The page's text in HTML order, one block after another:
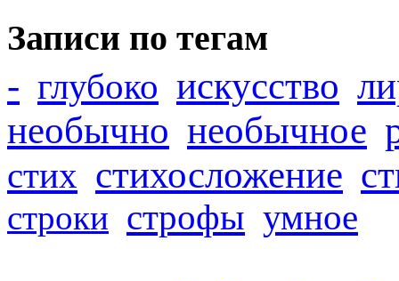
Записи по тегам
- глубоко искусство
необычно необычное
стих стихосложение
строки строфы умное